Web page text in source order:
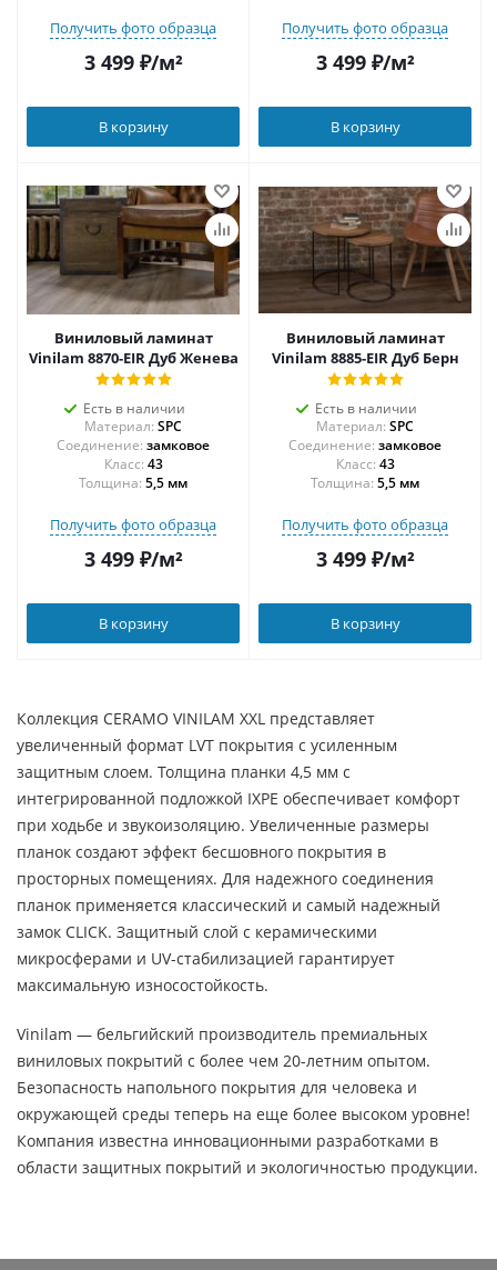
Получить фото образца
3 499₽/м²
В корзину
Получить фото образца
3 499₽/м²
В корзину
Виниловый ламинат
Vinilam 8870-EIR Дуб Женева
Есть в наличии
Материал: SPC
Соединение: замковое
43
Толщина: 5,5 мм
Получить фото образца
3 499₽/м²
В корзину
Виниловый ламинат
Vinilam 8885-EIR Дуб Берн
Есть в наличии
Материал: SPC
Соединение: замковое
43
Толщина: 5,5 мм
Получить фото образца
3 499₽/м²
В корзину
Коллекция CERAMO VINILAM XXL представляет
увеличенный формат LVT покрытия с усиленным
защитным слоем. Толщина планки 4,5 мм с
интегрированной подложкой IXPE обеспечивает комфорт
при ходьбе и звукоизоляцию. Увеличенные размеры
планок создают эффект бесшовного покрытия в
просторных помещениях. Для надежного соединения
планок применяется классический и самый надежный
замок CLICK. Защитный слой с керамическими
микросферами и UV-стабилизацией гарантирует
максимальную износостойкость.
Vinilam — бельгийский производитель премиальных
виниловых покрытий с более чем 20-летним опытом.
Безопасность напольного покрытия для человека и
окружающей среды теперь на еще более высоком уровне!
Компания известна инновационными разработками в
области защитных покрытий и экологичностью продукции.